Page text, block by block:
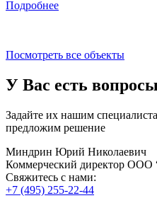
Подробнее
Посмотреть все объекты
У Вас есть
Задайте их нашим
предложим решение
Миндрин Юрий Николаевич
Коммерческий директор
Свяжитесь с нами:
+7 (495) 255-22-44